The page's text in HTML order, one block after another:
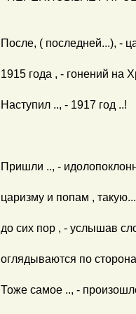
После, ( последней...), -
1915 года , - гонений на
Наступил .., - 1917 год ..!
Пришли .., -
царизму и попам ,
до сих пор , - услышав
оглядываются по
Тоже самое .., -